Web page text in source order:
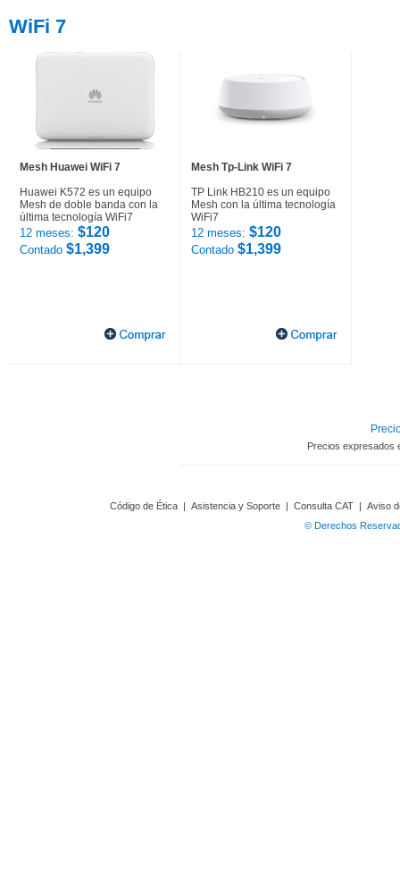
WiFi 7
Mesh Huawei WiFi 7
Huawei K572 es un equipo
Mesh de doble banda con la
última tecnología WiFi7
12 meses: $120
Contado $1,399
Mesh Tp-Link WiFi 7
TP Link HB210 es un equipo
Mesh con la última tecnología
WiFi7
12 meses: $120
Contado $1,399
Precios expresados
Código de Ética | Asistencia y Soporte | Consulta CAT | Aviso
© Derechos